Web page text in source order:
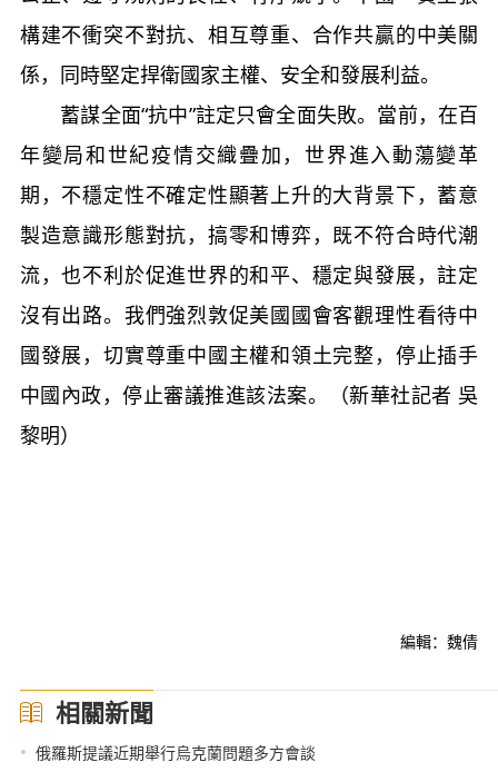
構建不衝突不對抗、相互尊重、合作共贏的中美關
係，同時堅定捍衛國家主權、安全和發展利益。
蓄謀全面“抗中”註定只會全面失敗。當前，在百
年變局和世紀疫情交織疊加，世界進入動蕩變革
期，不穩定性不確定性顯著上升的大背景下，蓄意
製造意識形態對抗，搞零和博弈，既不符合時代潮
流，也不利於促進世界的和平、穩定與發展，註定
沒有出路。我們強烈敦促美國國會客觀理性看待中
國發展，切實尊重中國主權和領土完整，停止插手
中國內政，停止審議推進該法案。（新華社記者 吳
黎明）
編輯：魏倩
相關新聞
• 俄羅斯提議近期舉行烏克蘭問題多方會談